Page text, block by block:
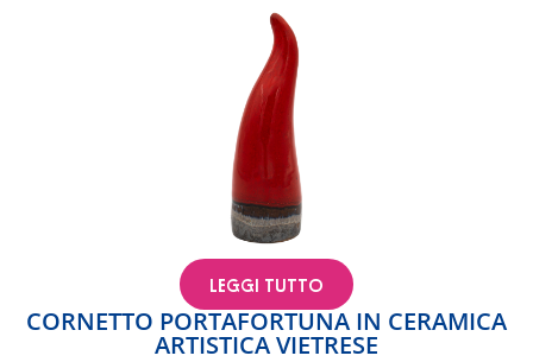
CORNETTO PORTAFORTUNA IN CERAMICA
ARTISTICA VIETRESE
LEGGI TUTTO